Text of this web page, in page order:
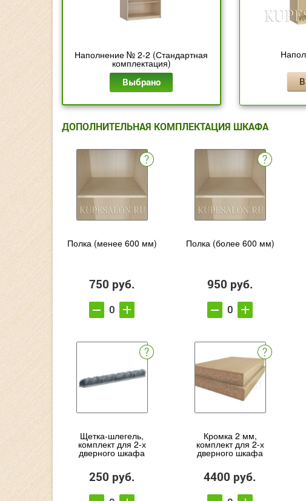
Наполнение № 2-2 (Стандартная
комплектация)
Выбрано
ДОПОЛНИТЕЛЬНАЯ КОМПЛЕКТАЦИЯ ШКАФА
Полка (менее 600 мм)
750 руб.
Полка (более 600 мм)
950 руб.
Щетка-шлегель,
комплект для 2-х
дверного шкафа
250 руб.
Кромка 2 мм,
комплект для 2-х
дверного шкафа
4400 руб.